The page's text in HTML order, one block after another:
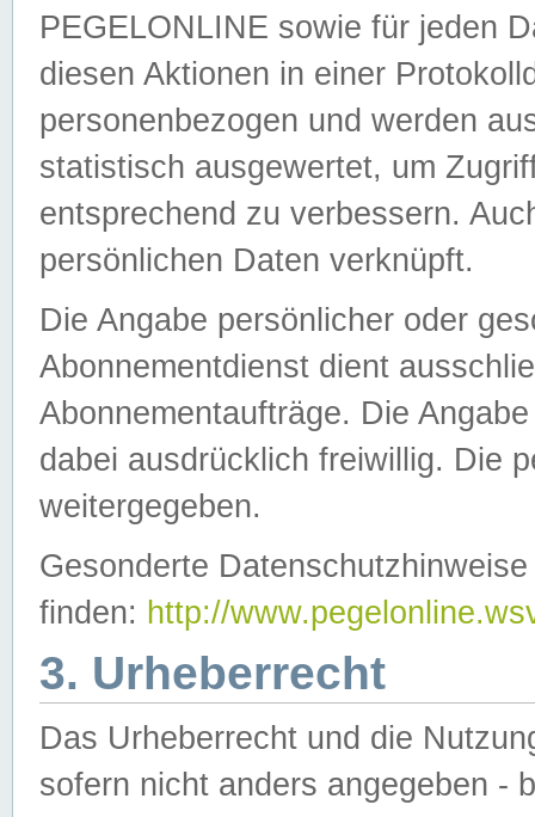
PEGELONLINE sowie für jeden
diesen Aktionen in einer
personenbezogen und werden
statistisch ausgewertet, um
entsprechend zu verbessern.
persönlichen Daten verknüpft.
Die Angabe persönlicher oder
Abonnementdienst dient
Abonnementaufträge. Die
dabei ausdrücklich freiwillig. Die
weitergegeben.
Gesonderte
finden: http://
3. Urheberrecht
Das Urheberrecht und die
sofern nicht anders angegeben -